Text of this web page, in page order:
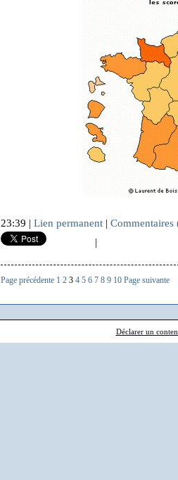
23:39 | Lien permanent | Commentaires
|
Page précédente 1 2 3 4 5 6 7 8 9 10 Page suivante
Déclarer un